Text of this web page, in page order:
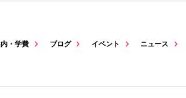
・学費 ブログ イベント ニュース